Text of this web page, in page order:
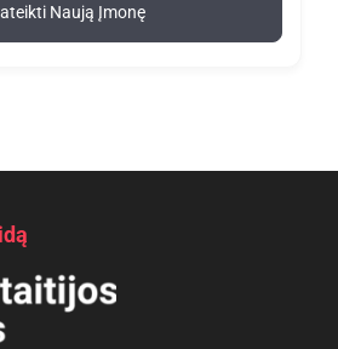
Naują Įmonę